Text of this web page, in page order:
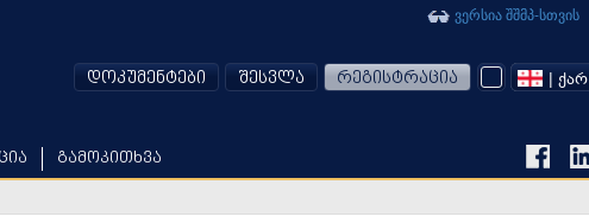
გამოკითხვა
ვერსია შშმპ-სთვის
დოკუმენტები შესვლა რეგისტრაცია | ᲥᲐᲠ